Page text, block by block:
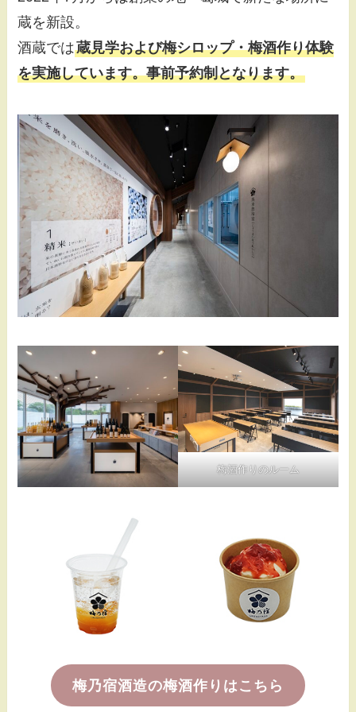
蔵を新設。
酒蔵では蔵見学および梅シロップ・梅酒作り体験
を実施しています。事前予約制となります。
梅酒作りのルーム
梅乃宿酒造の梅酒作りはこちら